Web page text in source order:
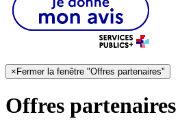
×Fermer la fenêtre "Offres partenaires"
Offres partenaires